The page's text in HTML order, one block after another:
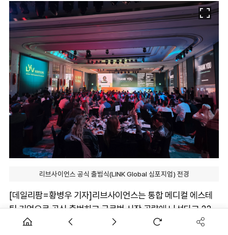
리브사이언스 공식 출범식(LINK Global 심포지엄) 전경
[데일리팜=황병우 기자]리브사이언스는 통합 메디컬 에스테
틱 기업으로 공식 출범하고 글로벌 시장 공략에 나선다고 22
밝혔다.